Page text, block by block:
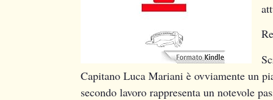
Capitano Luca Mariani è ovviamente un
secondo lavoro rappresenta un notevole